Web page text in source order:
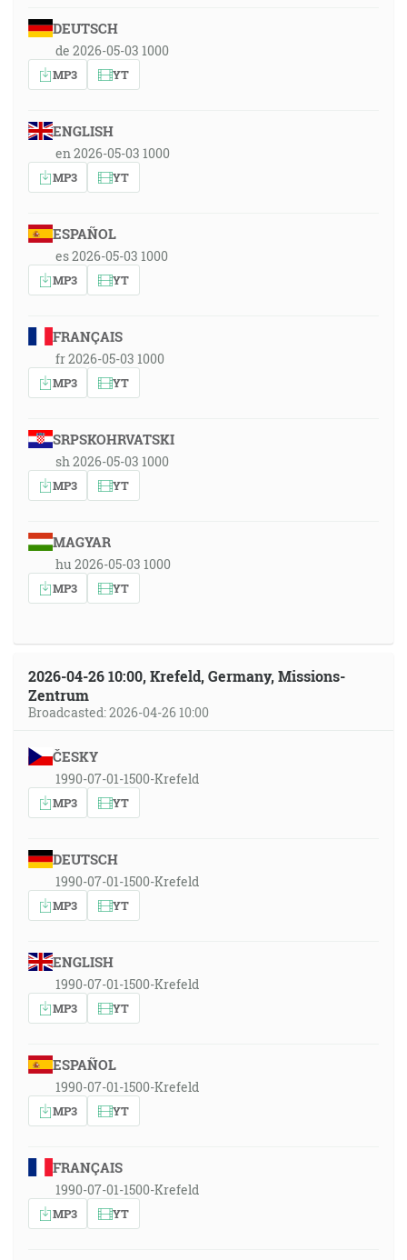
DEUTSCH
de 2026-05-03 1000
MP3 YT
ENGLISH
en 2026-05-03 1000
MP3 YT
ESPAÑOL
es 2026-05-03 1000
MP3 YT
FRANÇAIS
fr 2026-05-03 1000
MP3 YT
SRPSKOHRVATSKI
sh 2026-05-03 1000
MP3 YT
MAGYAR
hu 2026-05-03 1000
MP3 YT
2026-04-26 10:00, Krefeld, Germany, Missions-
Zentrum
Broadcasted: 2026-04-26 10:00
ČESKY
1990-07-01-1500-Krefeld
MP3 YT
DEUTSCH
1990-07-01-1500-Krefeld
MP3 YT
ENGLISH
1990-07-01-1500-Krefeld
MP3 YT
ESPAÑOL
1990-07-01-1500-Krefeld
MP3 YT
FRANÇAIS
1990-07-01-1500-Krefeld
MP3 YT